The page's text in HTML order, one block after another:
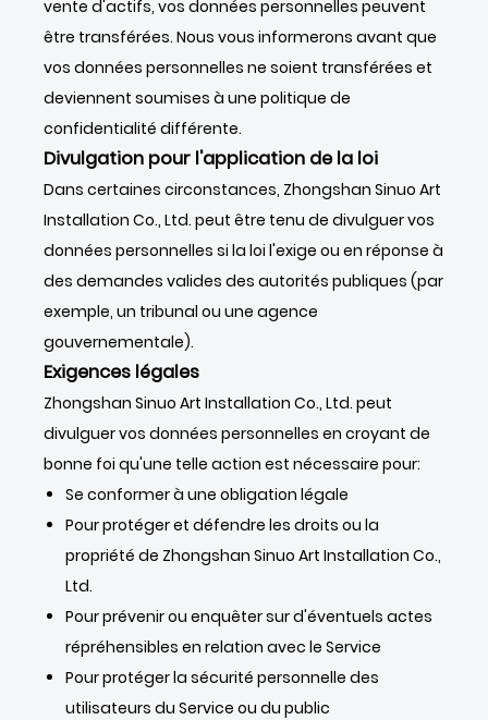
vente d'actifs, vos données personnelles peuvent
être transférées. Nous vous informerons avant que
vos données personnelles ne soient transférées et
deviennent soumises à une politique de
confidentialité différente.
Divulgation pour l'application de la loi
Dans certaines circonstances, Zhongshan Sinuo Art
Installation Co., Ltd. peut être tenu de divulguer vos
données personnelles si la loi l'exige ou en réponse à
des demandes valides des autorités publiques (par
exemple, un tribunal ou une agence
gouvernementale).
Exigences légales
Zhongshan Sinuo Art Installation Co., Ltd. peut
divulguer vos données personnelles en croyant de
bonne foi qu'une telle action est nécessaire pour:
Se conformer à une obligation légale
Pour protéger et défendre les droits ou la
propriété de Zhongshan Sinuo Art Installation Co.,
Ltd.
Pour prévenir ou enquêter sur d'éventuels actes
répréhensibles en relation avec le Service
Pour protéger la sécurité personnelle des
utilisateurs du Service ou du public